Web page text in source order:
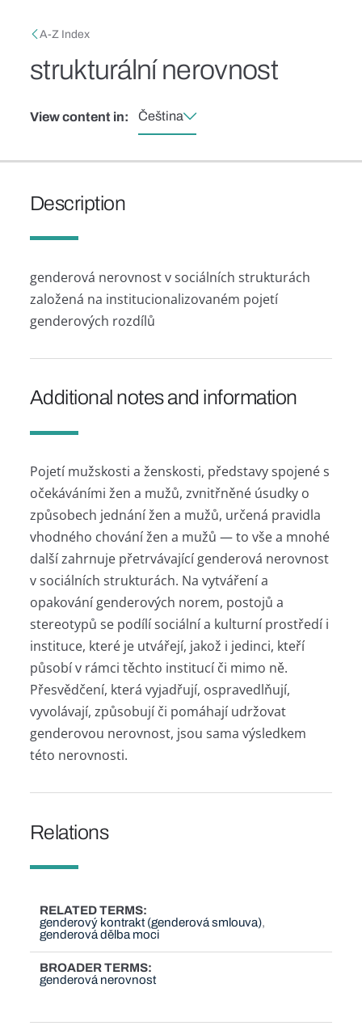
Breadcrumb
A-Z Index
strukturální nerovnost
View content in: Čeština
Description
genderová nerovnost v sociálních strukturách
založená na institucionalizovaném pojetí
genderových rozdílů
Additional notes and information
Pojetí mužskosti a ženskosti, představy spojené s
očekáváními žen a mužů, zvnitřněné úsudky o
způsobech jednání žen a mužů, určená pravidla
vhodného chování žen a mužů — to vše a mnohé
další zahrnuje přetrvávající genderová nerovnost
v sociálních strukturách. Na vytváření a
opakování genderových norem, postojů a
stereotypů se podílí sociální a kulturní prostředí i
instituce, které je utvářejí, jakož i jedinci, kteří
působí v rámci těchto institucí či mimo ně.
Přesvědčení, která vyjadřují, ospravedlňují,
vyvolávají, způsobují či pomáhají udržovat
genderovou nerovnost, jsou sama výsledkem
této nerovnosti.
Relations
RELATED TERMS
genderový kontrakt (genderová smlouva)
genderová dělba moci
BROADER TERMS
genderová nerovnost